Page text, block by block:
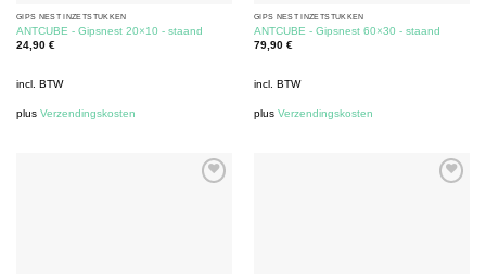
GIPS NEST INZETSTUKKEN
ANTCUBE - Gipsnest 20×10 - staand
24,90 €
incl. BTW
plus Verzendingskosten
GIPS NEST INZETSTUKKEN
ANTCUBE - Gipsnest 60×30 - staand
79,90 €
incl. BTW
plus Verzendingskosten